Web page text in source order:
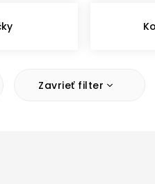
Zavrieť filter